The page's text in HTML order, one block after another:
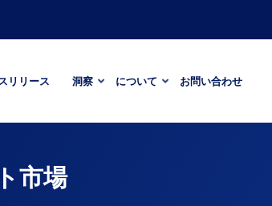
リリース 洞察 について お問い合わせ
市場